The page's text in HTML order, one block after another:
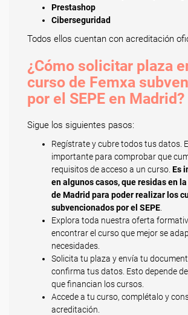
Prestashop
Ciberseguridad
Todos ellos cuentan con acreditación
¿Cómo solicitar plaza
curso de Femxa
por el SEPE en Madrid?
Sigue los siguientes pasos:
Regístrate y cubre todos tus datos.
importante para comprobar que
requisitos de acceso a un curso. Es
en algunos casos, que residas en
de Madrid para poder realizar los
subvencionados por el SEPE
Explora toda nuestra oferta
encontrar el curso que mejor se
necesidades.
Solicita tu plaza y envía tu
confirma tus datos. Esto depende
que financian los cursos.
Accede a tu curso, complétalo y
acreditación.